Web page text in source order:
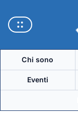
Chi sono
Eventi